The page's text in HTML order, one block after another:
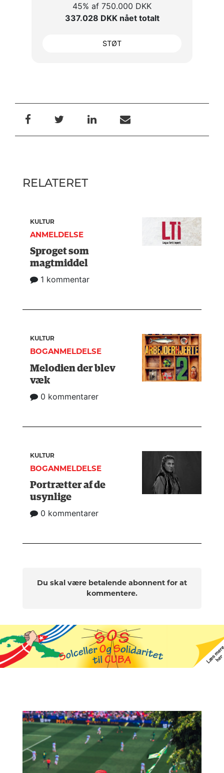
45% af 750.000 DKK
337.028 DKK nået totalt
STØT
RELATERET
KULTUR
ANMELDELSE
Sproget som
magtmiddel
1 kommentar
KULTUR
BOGANMELDELSE
Melodien der blev
væk
0 kommentarer
KULTUR
BOGANMELDELSE
Portrætter af de
usynlige
0 kommentarer
Du skal være betalende abonnent for at
kommentere.